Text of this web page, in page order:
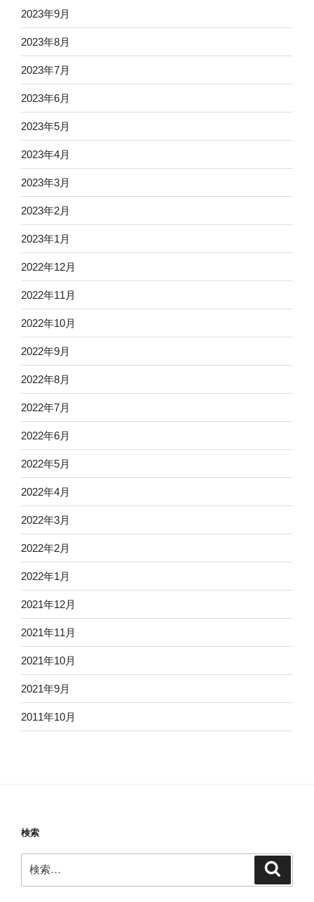
2023年9月
2023年8月
2023年7月
2023年6月
2023年5月
2023年4月
2023年3月
2023年2月
2023年1月
2022年12月
2022年11月
2022年10月
2022年9月
2022年8月
2022年7月
2022年6月
2022年5月
2022年4月
2022年3月
2022年2月
2022年1月
2021年12月
2021年11月
2021年10月
2021年9月
2011年10月
検索
索: